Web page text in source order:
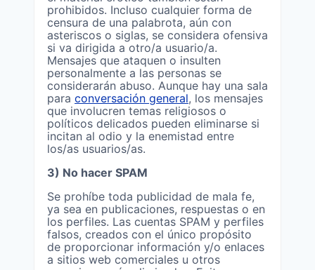
prohibidos. Incluso cualquier forma de
censura de una palabrota, aún con
asteriscos o siglas, se considera ofensiva
si va dirigida a otro/a usuario/a.
Mensajes que ataquen o insulten
personalmente a las personas se
considerarán abuso. Aunque hay una sala
para conversación general, los mensajes
que involucren temas religiosos o
políticos delicados pueden eliminarse si
incitan al odio y la enemistad entre
los/as usuarios/as.
3) No hacer SPAM
Se prohíbe toda publicidad de mala fe,
ya sea en publicaciones, respuestas o en
los perfiles. Las cuentas SPAM y perfiles
falsos, creados con el único propósito
de proporcionar información y/o enlaces
a sitios web comerciales u otros